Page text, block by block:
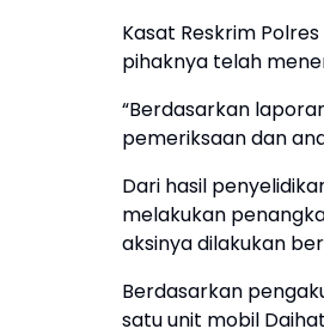
Kasat Reskrim
pihaknya telah
“Berdasarkan
pemeriksaan dan
Dari hasil
melakukan
aksinya dilakukan
Berdasarkan
satu unit mobil